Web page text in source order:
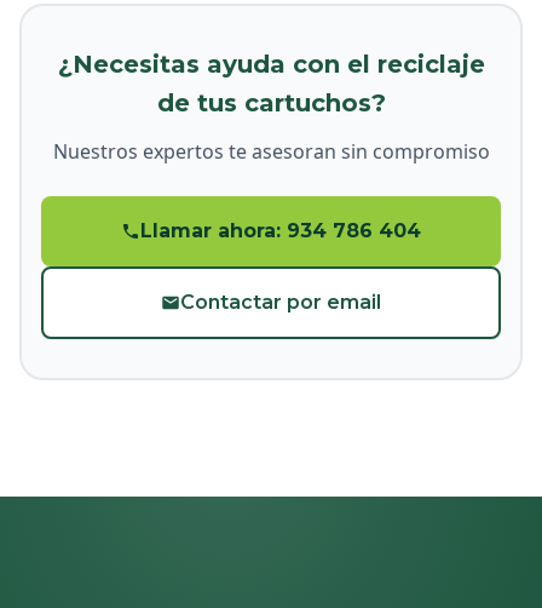
¿Necesitas ayuda con el reciclaje
de tus cartuchos?
Nuestros expertos te asesoran sin compromiso
Llamar ahora: 934 786 404
Contactar por email